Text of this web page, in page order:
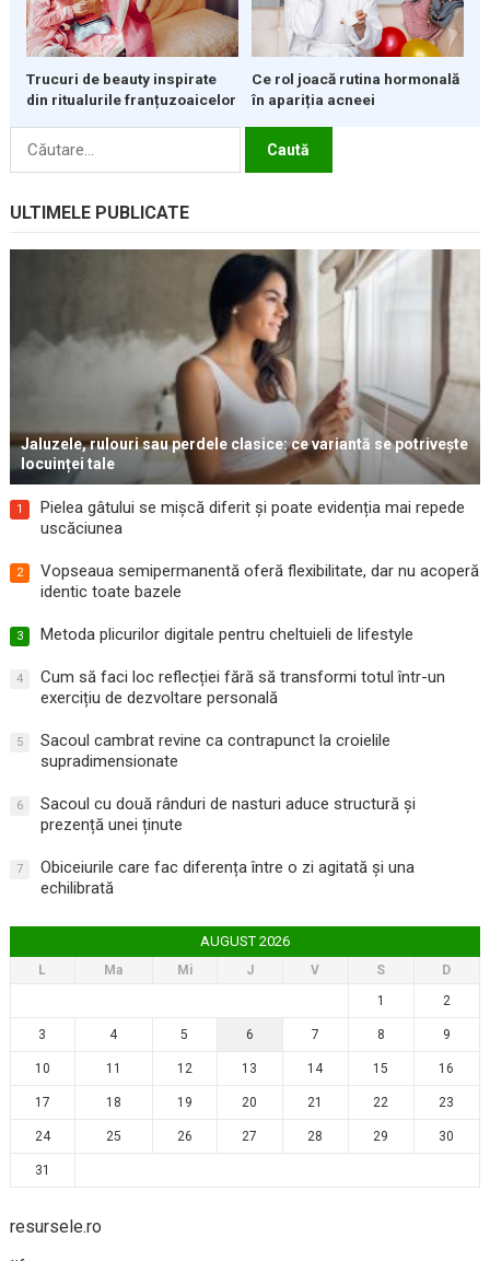
Trucuri de beauty inspirate
din ritualurile franțuzoaicelor
Ce rol joacă rutina hormonală
în apariția acneei
Caută
ULTIMELE PUBLICATE
Jaluzele, rulouri sau perdele clasice: ce variantă se potrivește
locuinței tale
1
Pielea gâtului se mișcă diferit și poate evidenția mai repede
uscăciunea
2
Vopseaua semipermanentă oferă flexibilitate, dar nu acoperă
identic toate bazele
3 Metoda plicurilor digitale pentru cheltuieli de lifestyle
4
Cum să faci loc reflecției fără să transformi totul într-un
exercițiu de dezvoltare personală
5
Sacoul cambrat revine ca contrapunct la croielile
supradimensionate
6
Sacoul cu două rânduri de nasturi aduce structură și
prezență unei ținute
7
Obiceiurile care fac diferența între o zi agitată și una
echilibrată
AUGUST 2026
L Ma Mi J V S
D
1
2
3 4 5 6 7 8 9
10 11 12 13 14 15 16
17 18 19 20 21 22 23
24 25 26 27 28 29 30
31
resursele.ro